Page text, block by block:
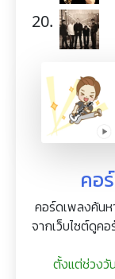
20.
คอ
คอร์ดเพลงค้นห
จากเว็บไซต์ดูค
ตั้งแต่ช่วง